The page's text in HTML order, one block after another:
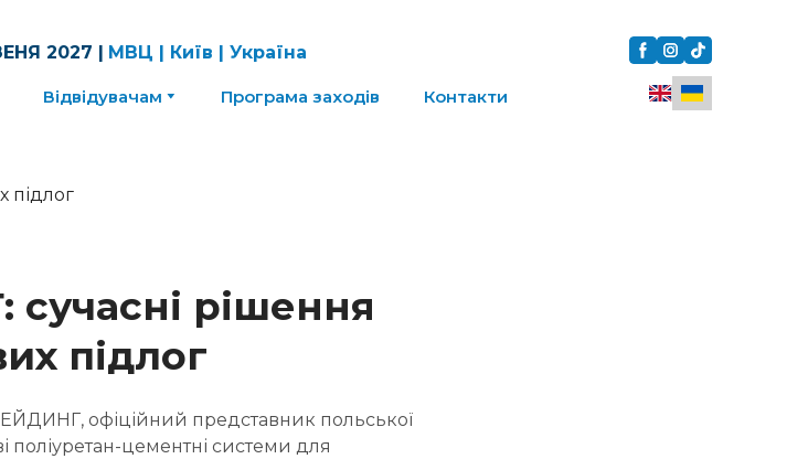
2027 | МВЦ | Київ | Україна
Відвідувачам Програма заходів Контакти
рішення
підлог
офіційний представник польської
поліуретан-цементні системи для